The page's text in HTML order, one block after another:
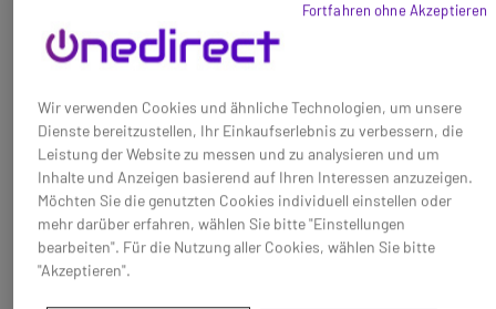
Philips 334 Stereo-
Headset
Baseline:Kompatibles Stereo-
Headset für Philips 9370/ 9600
Brand:Philips
72,55 €
58,95 €
Philips 2236 Stereo-
Headset
Baseline:Diktate in
Stereoqualität anhören
Brand:Philips
35,15 €
29,95 €
Wir verwenden Cookies und ähnliche Technologien, um unsere
Dienste bereitzustellen, Ihr Einkaufserlebnis zu verbessern, die
Leistung der Website zu messen und zu analysieren und um
Inhalte und Anzeigen basierend auf Ihren Interessen anzuzeigen.
Möchten Sie die genutzten Cookies individuell einstellen oder
mehr darüber erfahren, wählen Sie bitte "Einstellungen
bearbeiten". Für die Nutzung aller Cookies, wählen Sie bitte
"Akzeptieren".
Fortfahren ohne Akzeptieren